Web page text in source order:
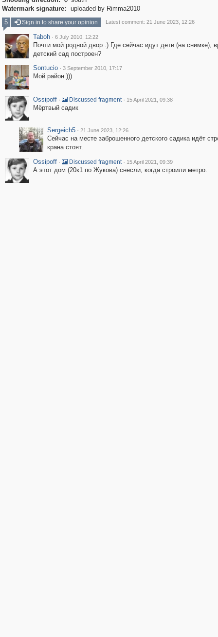
Watermark signature:
uploaded by Rimma2010
5
Sign in to share your opinion Latest comment: 21 June 2023, 12:26
Taboh · 6 July 2010, 12:22
Почти мой родной двор :) Где сейчас идут дети (на снимке),
детский сад построен?
Sontucio · 3 September 2010, 17:17
Мой район )))
Ossipoff · Discussed fragment · 15 April 2021, 09:38
Мёртвый садик
Sergeich5 · 21 June 2023, 12:26
Сейчас на месте заброшенного детского садика идёт
крана стоят.
Ossipoff · Discussed fragment · 15 April 2021, 09:39
А этот дом (20к1 по Жукова) снесли, когда строили метро.